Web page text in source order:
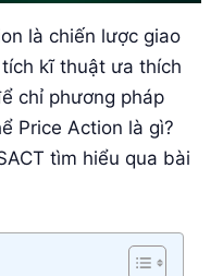
là chiến lược giao
kĩ thuật ưa thích
chỉ phương pháp
Price Action là gì?
tìm hiểu qua bài